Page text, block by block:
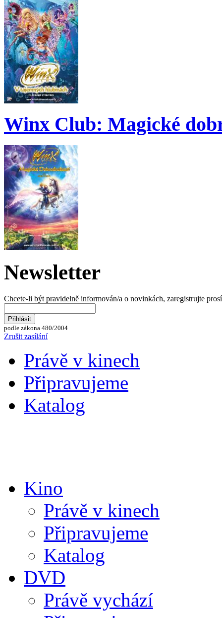
Winx Club: Magické
Newsletter
Chcete-li být pravidelně informován/a o novinkách, zaregistrujte
podle zákona 480/2004
Zrušit zasílání
Právě v kinech
Připravujeme
Katalog
Kino
Právě v kinech
Připravujeme
Katalog
DVD
Právě vychází